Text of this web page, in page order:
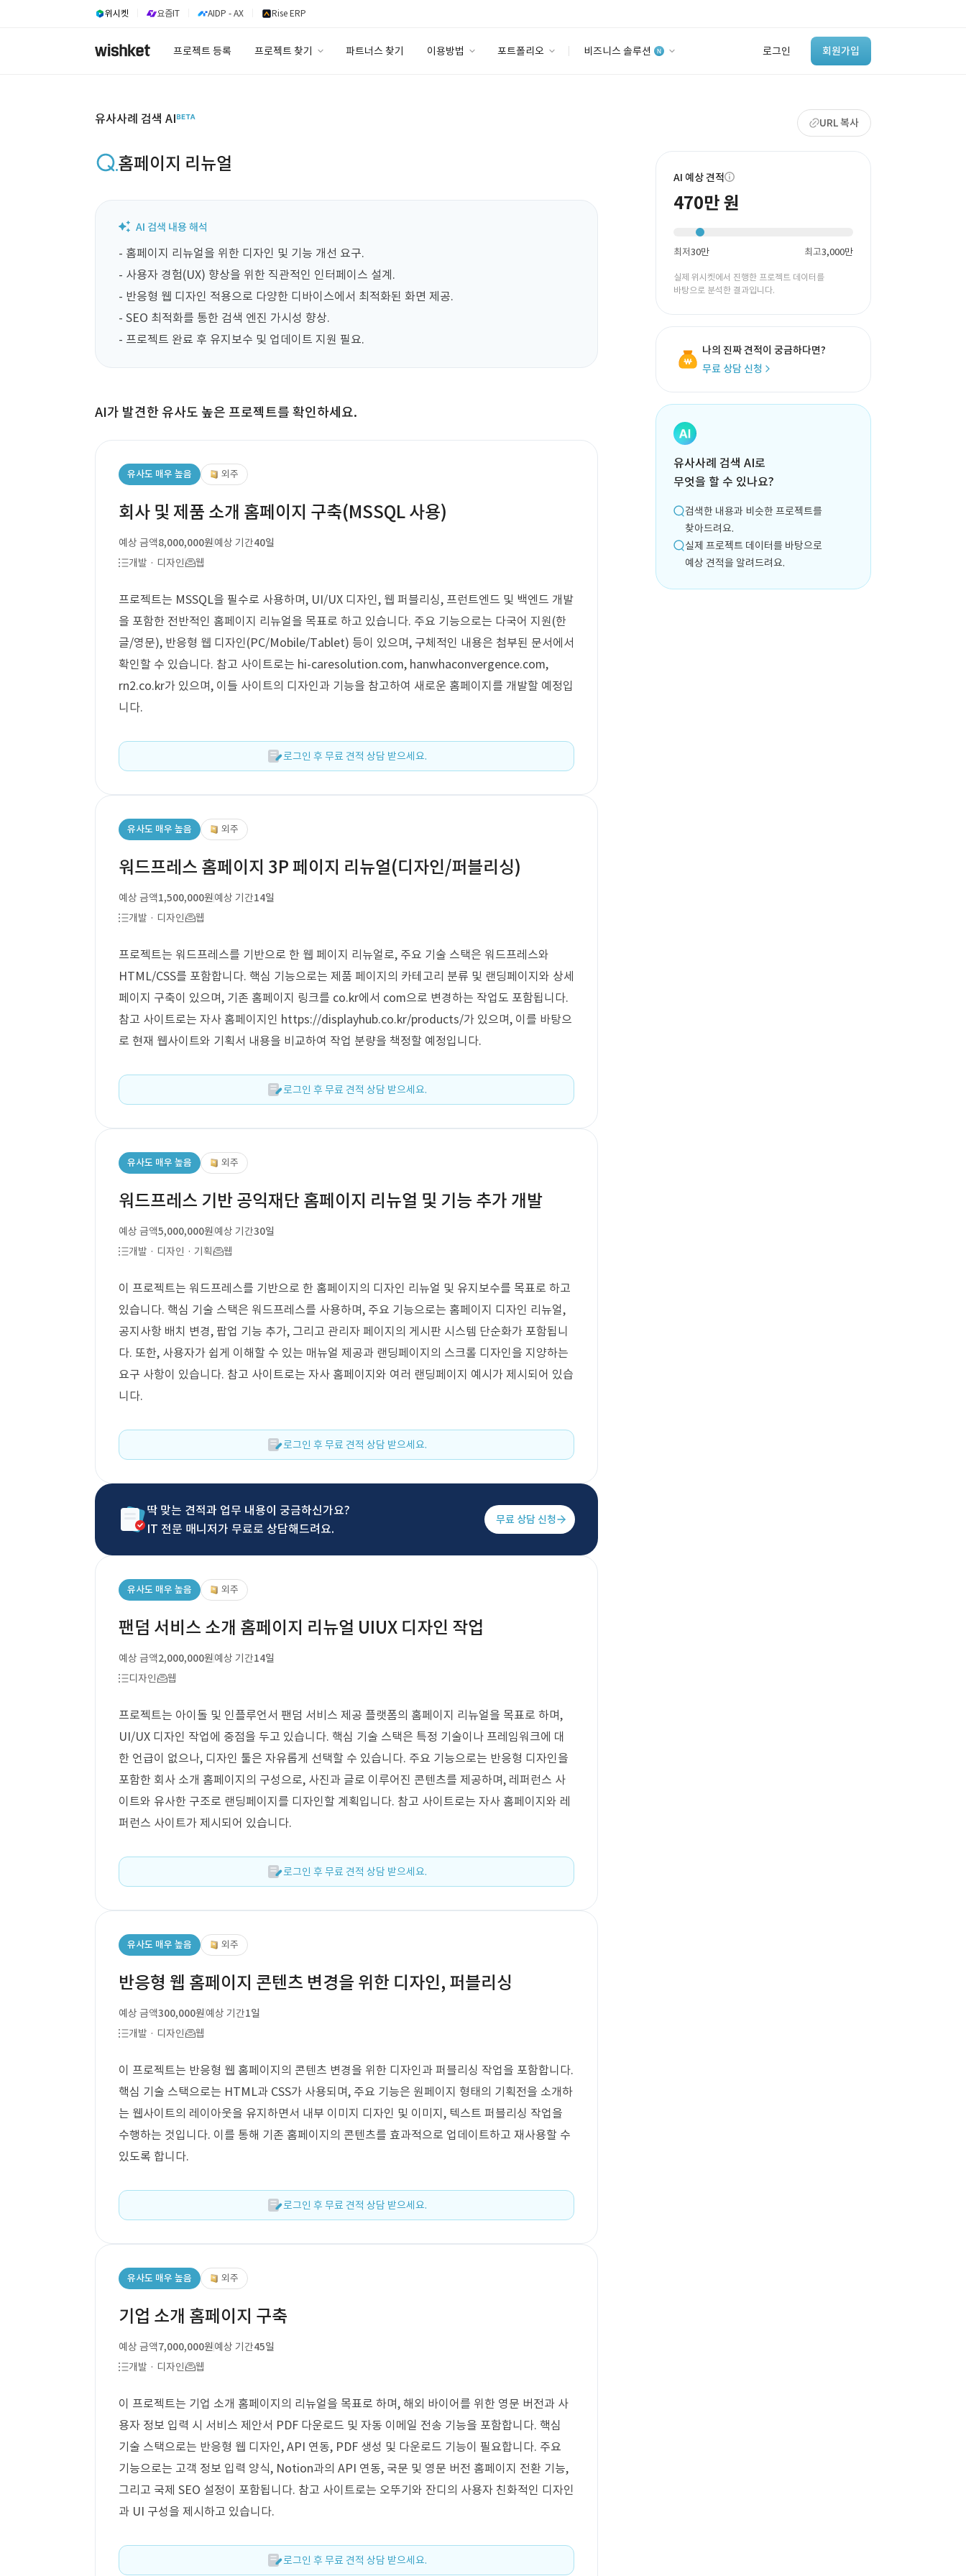
위시켓 요즘IT AIDP - AX Rise ERP
프로젝트 등록 프로젝트 찾기 파트너스 찾기 이용방법 포트폴리오 비즈니스 솔루션 로그인 회원가입
‘이런 거’ 만들어본
개발 회사 있어?
바로가기
유사사례 검색 AI URL 복사
홈페이지 리뉴얼
- 홈페이지 리뉴얼을 위한 디자인 및 기능 개선 요구.
- 사용자 경험(UX) 향상을 위한 직관적인 인터페이스 설계.
- 반응형 웹 디자인 적용으로 다양한 디바이스에서 최적화된 화면 제공.
- SEO 최적화를 통한 검색 엔진 가시성 향상.
- 프로젝트 완료 후 유지보수 및 업데이트 지원 필요.
AI가 발견한 유사도 높은 프로젝트를 확인하세요.
유사도 매우 높음 외주
회사 및 제품 소개 홈페이지 구축(MSSQL 사용)
예상 금액8,000,000원예상 기간40일
개발 · 디자인
웹
프로젝트는 MSSQL을 필수로 사용하며, UI/UX 디자인, 웹 퍼블리싱, 프런트엔드 및 백엔드 개발
을 포함한 전반적인 홈페이지 리뉴얼을 목표로 하고 있습니다. 주요 기능으로는 다국어 지원(한
글/영문), 반응형 웹 디자인(PC/Mobile/Tablet) 등이 있으며, 구체적인 내용은 첨부된 문서에서
확인할 수 있습니다. 참고 사이트로는 hi-caresolution.com, hanwhaconvergence.com,
rn2.co.kr가 있으며, 이들 사이트의 디자인과 기능을 참고하여 새로운 홈페이지를 개발할 예정입
니다.
로그인 후 무료 견적 상담 받으세요.
유사도 매우 높음 외주
워드프레스 홈페이지 3P 페이지 리뉴얼(디자인/퍼블리싱)
예상 금액1,500,000원예상 기간14일
개발 · 디자인
웹
프로젝트는 워드프레스를 기반으로 한 웹 페이지 리뉴얼로, 주요 기술 스택은 워드프레스와
HTML/CSS를 포함합니다. 핵심 기능으로는 제품 페이지의 카테고리 분류 및 랜딩페이지와 상세
페이지 구축이 있으며, 기존 홈페이지 링크를 co.kr에서 com으로 변경하는 작업도 포함됩니다.
참고 사이트로는 자사 홈페이지인 https://displayhub.co.kr/products/가 있으며, 이를 바탕으
로 현재 웹사이트와 기획서 내용을 비교하여 작업 분량을 책정할 예정입니다.
로그인 후 무료 견적 상담 받으세요.
유사도 매우 높음 외주
워드프레스 기반 공익재단 홈페이지 리뉴얼 및 기능 추가 개발
예상 금액5,000,000원예상 기간30일
개발 · 디자인 · 기획
웹
이 프로젝트는 워드프레스를 기반으로 한 홈페이지의 디자인 리뉴얼 및 유지보수를 목표로 하고
있습니다. 핵심 기술 스택은 워드프레스를 사용하며, 주요 기능으로는 홈페이지 디자인 리뉴얼,
공지사항 배치 변경, 팝업 기능 추가, 그리고 관리자 페이지의 게시판 시스템 단순화가 포함됩니
다. 또한, 사용자가 쉽게 이해할 수 있는 매뉴얼 제공과 랜딩페이지의 스크롤 디자인을 지양하는
요구 사항이 있습니다. 참고 사이트로는 자사 홈페이지와 여러 랜딩페이지 예시가 제시되어 있습
니다.
로그인 후 무료 견적 상담 받으세요.
딱 맞는 견적과 업무 내용이 궁금하신가요?
IT 전문 매니저가 무료로 상담해드려요.
무료 상담 신청
유사도 매우 높음 외주
팬덤 서비스 소개 홈페이지 리뉴얼 UIUX 디자인 작업
예상 금액2,000,000원예상 기간14일
디자인
웹
프로젝트는 아이돌 및 인플루언서 팬덤 서비스 제공 플랫폼의 홈페이지 리뉴얼을 목표로 하며,
UI/UX 디자인 작업에 중점을 두고 있습니다. 핵심 기술 스택은 특정 기술이나 프레임워크에 대
한 언급이 없으나, 디자인 툴은 자유롭게 선택할 수 있습니다. 주요 기능으로는 반응형 디자인을
포함한 회사 소개 홈페이지의 구성으로, 사진과 글로 이루어진 콘텐츠를 제공하며, 레퍼런스 사
이트와 유사한 구조로 랜딩페이지를 디자인할 계획입니다. 참고 사이트로는 자사 홈페이지와 레
퍼런스 사이트가 제시되어 있습니다.
로그인 후 무료 견적 상담 받으세요.
유사도 매우 높음 외주
반응형 웹 홈페이지 콘텐츠 변경을 위한 디자인, 퍼블리싱
예상 금액300,000원예상 기간1일
개발 · 디자인
웹
이 프로젝트는 반응형 웹 홈페이지의 콘텐츠 변경을 위한 디자인과 퍼블리싱 작업을 포함합니다.
핵심 기술 스택으로는 HTML과 CSS가 사용되며, 주요 기능은 원페이지 형태의 기획전을 소개하
는 웹사이트의 레이아웃을 유지하면서 내부 이미지 디자인 및 이미지, 텍스트 퍼블리싱 작업을
수행하는 것입니다. 이를 통해 기존 홈페이지의 콘텐츠를 효과적으로 업데이트하고 재사용할 수
있도록 합니다.
로그인 후 무료 견적 상담 받으세요.
유사도 매우 높음 외주
기업 소개 홈페이지 구축
예상 금액7,000,000원예상 기간45일
개발 · 디자인
웹
이 프로젝트는 기업 소개 홈페이지의 리뉴얼을 목표로 하며, 해외 바이어를 위한 영문 버전과 사
용자 정보 입력 시 서비스 제안서 PDF 다운로드 및 자동 이메일 전송 기능을 포함합니다. 핵심
기술 스택으로는 반응형 웹 디자인, API 연동, PDF 생성 및 다운로드 기능이 필요합니다. 주요
기능으로는 고객 정보 입력 양식, Notion과의 API 연동, 국문 및 영문 버전 홈페이지 전환 기능,
그리고 국제 SEO 설정이 포함됩니다. 참고 사이트로는 오뚜기와 잔디의 사용자 친화적인 디자인
과 UI 구성을 제시하고 있습니다.
로그인 후 무료 견적 상담 받으세요.
AI 예상 견적
470만 원
최저30만 최고3,000만
실제 위시켓에서 진행한 프로젝트 데이터를
바탕으로 분석한 결과입니다.
나의 진짜 견적이 궁금하다면?
무료 상담 신청
유사사례 검색 AI로
무엇을 할 수 있나요?
검색한 내용과 비슷한 프로젝트를
찾아드려요.
실제 프로젝트 데이터를 바탕으로
예상 견적을 알려드려요.